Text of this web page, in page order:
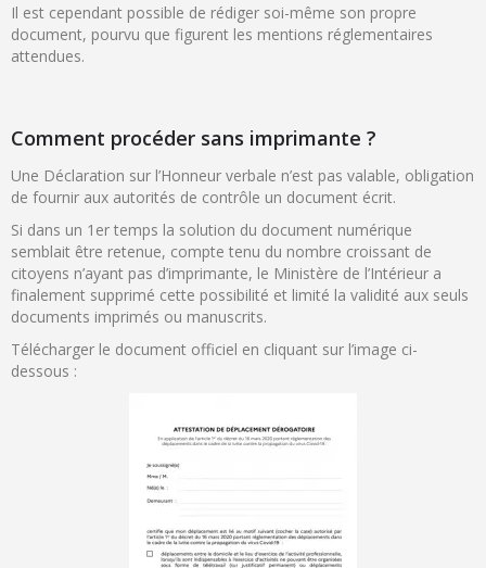
Il est cependant possible de rédiger soi-même son propre
document, pourvu que figurent les mentions réglementaires
attendues.
Comment procéder sans imprimante ?
Une Déclaration sur l’Honneur verbale n’est pas valable, obligation
de fournir aux autorités de contrôle un document écrit.
Si dans un 1er temps la solution du document numérique
semblait être retenue, compte tenu du nombre croissant de
citoyens n’ayant pas d’imprimante, le Ministère de l’Intérieur a
finalement supprimé cette possibilité et limité la validité aux seuls
documents imprimés ou manuscrits.
Télécharger le document officiel en cliquant sur l’image ci-
dessous :